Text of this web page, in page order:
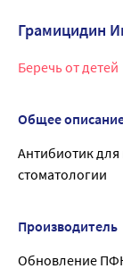
Грамицидин
Беречь от детей
Общее
Антибиотик
стоматологии
Производитель
Обновление